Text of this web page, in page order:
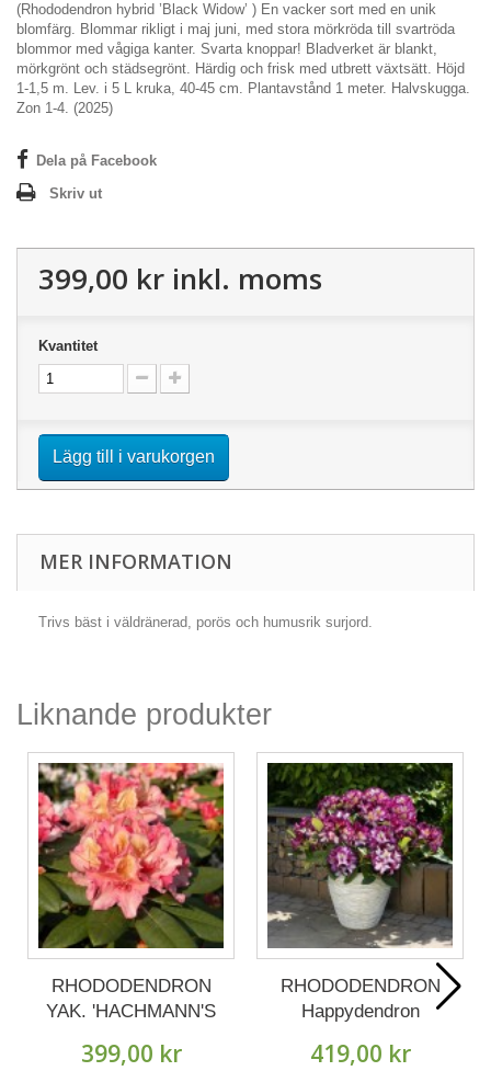
(Rhododendron hybrid ’Black Widow’ ) En vacker sort med en unik
blomfärg. Blommar rikligt i maj juni, med stora mörkröda till svartröda
blommor med vågiga kanter. Svarta knoppar! Bladverket är blankt,
mörkgrönt och städsegrönt. Härdig och frisk med utbrett växtsätt. Höjd
1-1,5 m. Lev. i 5 L kruka, 40-45 cm. Plantavstånd 1 meter. Halvskugga.
Zon 1-4. (2025)
Dela på Facebook
Skriv ut
399,00 kr inkl. moms
Kvantitet
Lägg till i varukorgen
MER INFORMATION
Trivs bäst i väldränerad, porös och humusrik surjord.
Liknande produkter
RHODODENDRON
YAK. 'HACHMANN'S
399,00 kr
RHODODENDRON
Happydendron
419,00 kr